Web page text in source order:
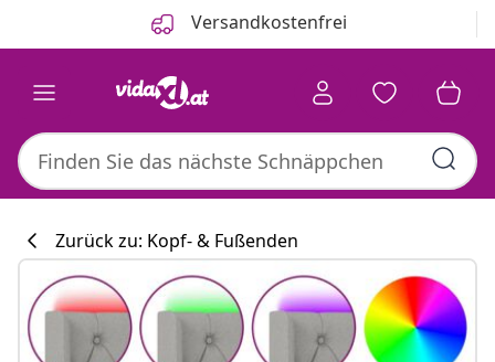
Versandkostenfrei
Zurück zu: Kopf- & Fußenden